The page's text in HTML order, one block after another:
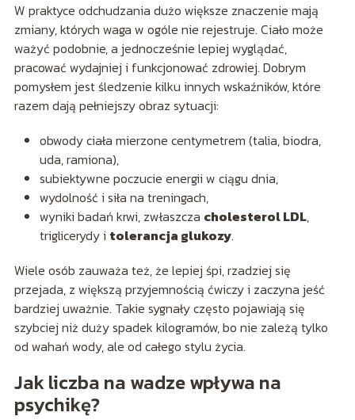
W praktyce odchudzania dużo większe znaczenie mają
zmiany, których waga w ogóle nie rejestruje. Ciało może
ważyć podobnie, a jednocześnie lepiej wyglądać,
pracować wydajniej i funkcjonować zdrowiej. Dobrym
pomysłem jest śledzenie kilku innych wskaźników, które
razem dają pełniejszy obraz sytuacji:
obwody ciała mierzone centymetrem (talia, biodra,
uda, ramiona),
subiektywne poczucie energii w ciągu dnia,
wydolność i siła na treningach,
wyniki badań krwi, zwłaszcza cholesterol LDL,
triglicerydy i tolerancja glukozy.
Wiele osób zauważa też, że lepiej śpi, rzadziej się
przejada, z większą przyjemnością ćwiczy i zaczyna jeść
bardziej uważnie. Takie sygnały często pojawiają się
szybciej niż duży spadek kilogramów, bo nie zależą tylko
od wahań wody, ale od całego stylu życia.
Jak liczba na wadze wpływa na
psychikę?